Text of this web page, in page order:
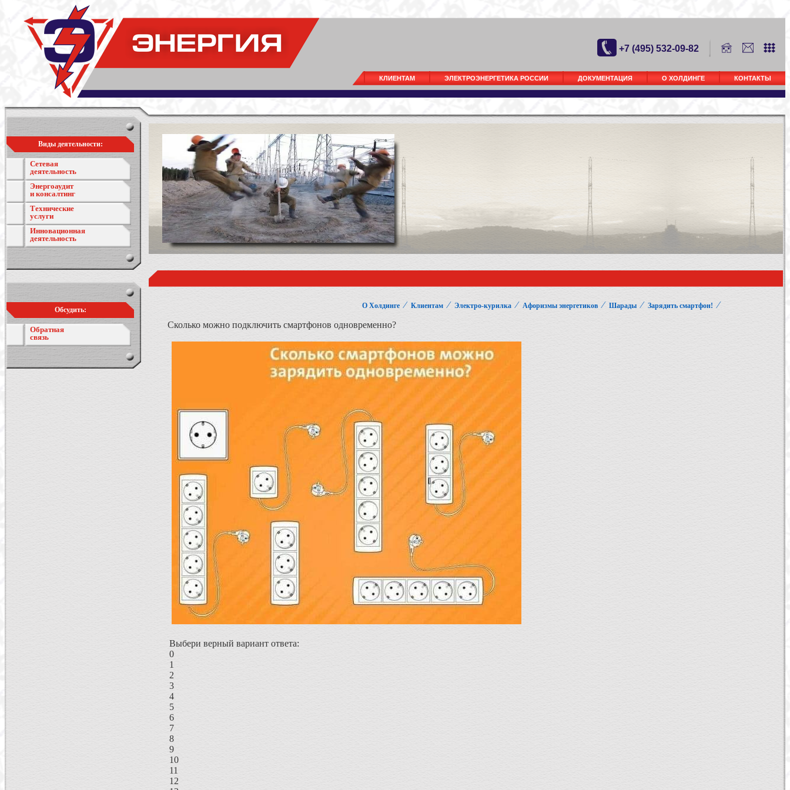
+7 (495) 532-09-82
КЛИЕНТАМ ЭЛЕКТРОЭНЕРГЕТИКА РОССИИ ДОКУМЕНТАЦИЯ О ХОЛДИНГЕ КОНТАКТЫ
Виды деятельности:
Сетевая
деятельность
Энергоаудит
и консалтинг
Технические
услуги
Инновационная
деятельность
Обсудить:
Обратная
связь
О Холдинге ⁄ Клиентам ⁄ Электро-курилка ⁄ Афоризмы энергетиков ⁄ Шарады ⁄ Зарядить смартфон! ⁄
Сколько можно подключить смартфонов одновременно?
Выбери верный вариант ответа:
0
1
2
3
4
5
6
7
8
9
10
11
12